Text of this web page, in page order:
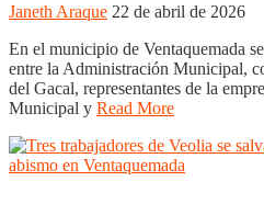
Janeth Araque 22 de abril de 2026
En el municipio de Ventaquemada
entre la Administración Municipal,
del Gacal, representantes de la
Municipal y Read More